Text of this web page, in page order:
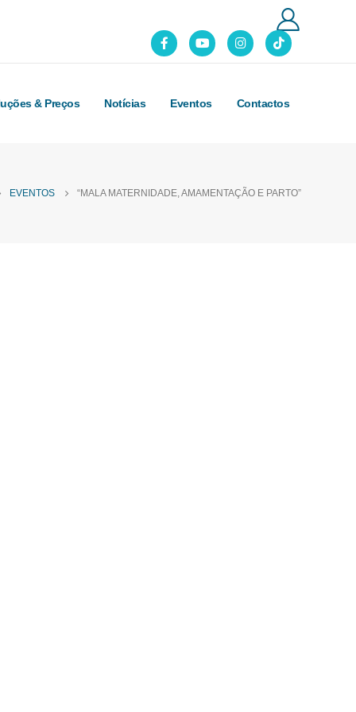
& Preços Notícias Eventos Contactos
EVENTOS “MALA MATERNIDADE, AMAMENTAÇÃO E PARTO”